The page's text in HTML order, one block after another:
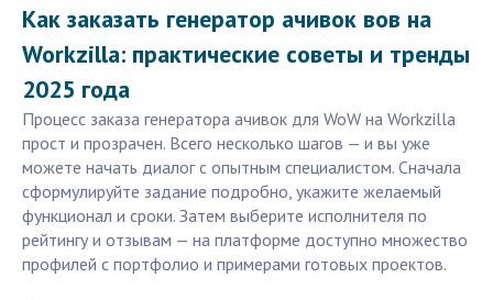
Как заказать генератор ачивок вов на
Workzilla: практические советы и тренды
2025 года
Процесс заказа генератора ачивок для WoW на Workzilla
прост и прозрачен. Всего несколько шагов — и вы уже
можете начать диалог с опытным специалистом. Сначала
сформулируйте задание подробно, укажите желаемый
функционал и сроки. Затем выберите исполнителя по
рейтингу и отзывам — на платформе доступно множество
профилей с портфолио и примерами готовых проектов.